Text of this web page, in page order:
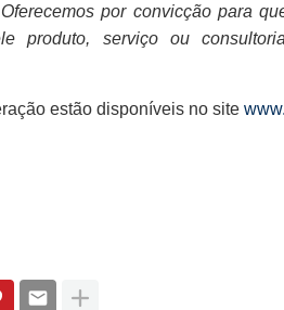
por convicção para
produto, serviço ou
estão disponíveis no site